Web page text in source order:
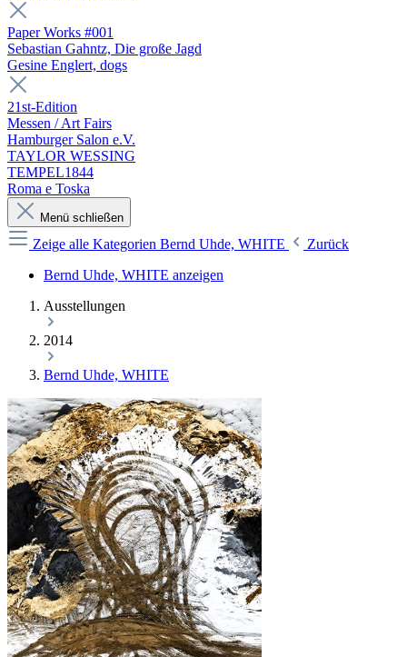
Paper Works #001
Sebastian Gahntz, Die große Jagd
Gesine Englert, dogs
21st-Edition
Messen / Art Fairs
Hamburger Salon e.V.
TAYLOR WESSING
TEMPEL1844
Roma e Toska
Menü schließen
Zeige alle Kategorien Bernd Uhde, WHITE
Zurück
Bernd Uhde, WHITE anzeigen
Ausstellungen
2014
Bernd Uhde, WHITE